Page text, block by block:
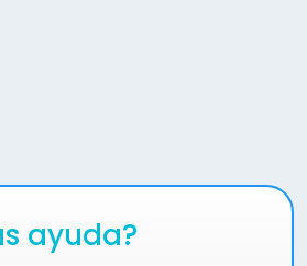
ayuda?